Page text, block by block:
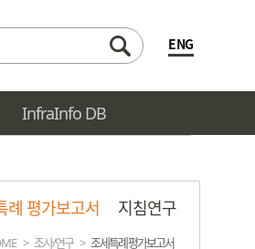
ENG
InfraInfo DB
례 평가보고서 지침연구
> 조사/연구 > 조세특례 평가보고서